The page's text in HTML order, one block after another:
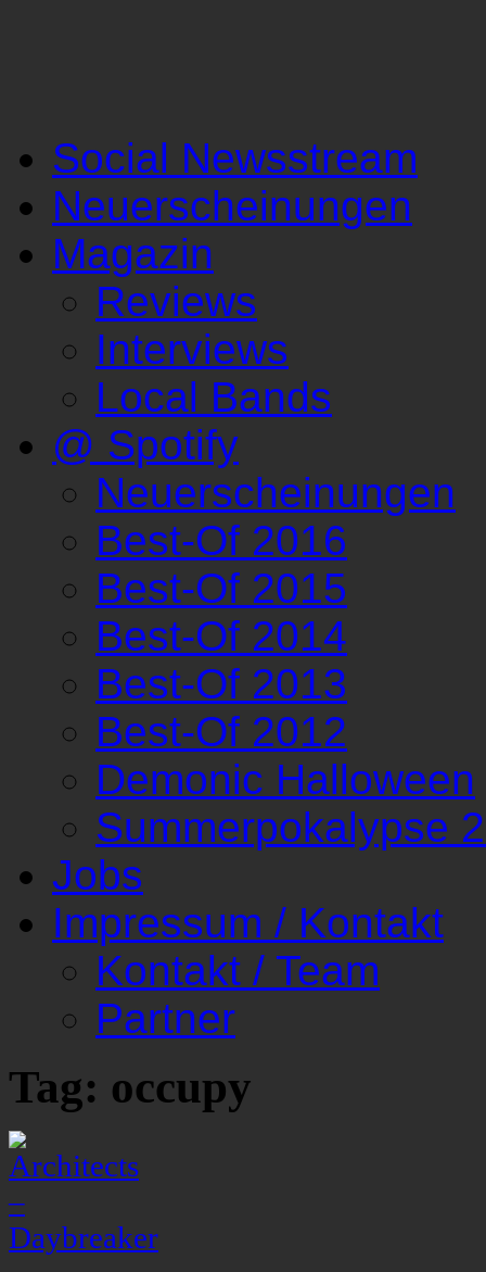
Social Newsstream
Neuerscheinungen
Magazin
Reviews
Interviews
Local Bands
@ Spotify
Neuerscheinungen
Best-Of 2016
Best-Of 2015
Best-Of 2014
Best-Of 2013
Best-Of 2012
Demonic Halloween
Summerpokalypse
Jobs
Impressum / Kontakt
Kontakt / Team
Partner
Tag: occupy